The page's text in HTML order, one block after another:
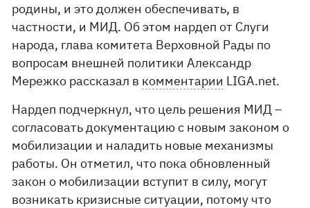
родины, и это должен обеспечивать, в
частности, и МИД. Об этом нардеп от Слуги
народа, глава комитета Верховной Рады по
вопросам внешней политики Александр
Мережко рассказал в комментарии LIGA.net.
Нардеп подчеркнул, что цель решения МИД –
согласовать документацию с новым законом о
мобилизации и наладить новые механизмы
работы. Он отметил, что пока обновленный
закон о мобилизации вступит в силу, могут
возникать кризисные ситуации, потому что